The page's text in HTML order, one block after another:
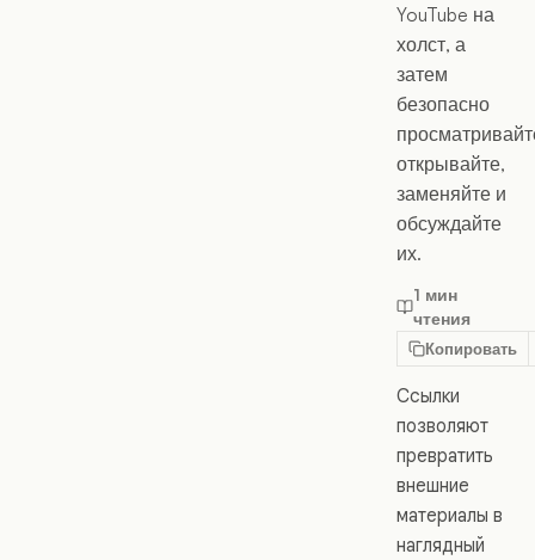
YouTube на
холст, а
затем
безопасно
открывайте,
заменяйте и
обсуждайте
их.
1 мин
чтения
Копировать
Ссылки
позволяют
превратить
внешние
материалы в
наглядный